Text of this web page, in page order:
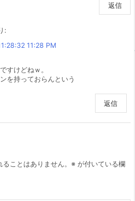
返信
:
11:28 PM
すけどねｗ。
を持っておらんという
返信
ことはありません。 ※ が付いている欄